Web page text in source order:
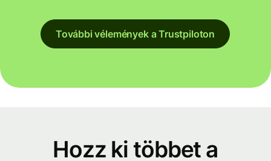
További vélemények a Trustpiloton
Hozz ki többet a